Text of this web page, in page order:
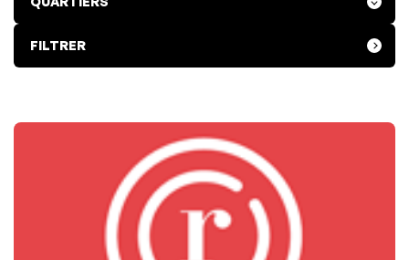
FILTRER